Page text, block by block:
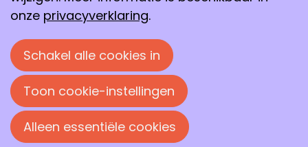
organometaal chemie (groep Prof. Steggerda/dr.
Heck). Na zijn afstuderen in 1993 is hij gestart met
een promotie onderzoek aan de Universiteit
Twente in de groep katalytische processen en
materialen (Prof. Lercher/Prof. Seshan). Zijn
proefschrift ging over heterogene
Pt/ZrO2 katalysatoren voor de conversie van
methaan met kooldioxide naar synthese gas.
onze privacyverklaring.
Schakel alle cookies in
Toon cookie-instellingen
Alleen essentiële cookies